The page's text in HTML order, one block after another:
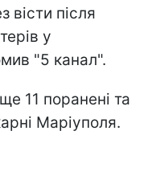
після
у
"5 канал".
11 поранені та
Маріуполя.